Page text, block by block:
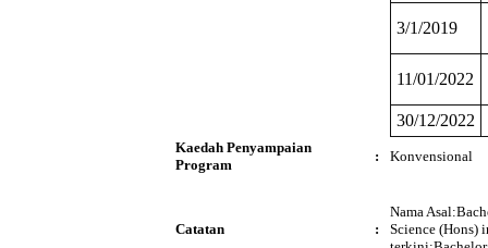
3/1/2019
11/01/2022
30/12/2022
Kaedah Penyampaian
Program
: Konvensional
Catatan :
Nama
Science (Hons)